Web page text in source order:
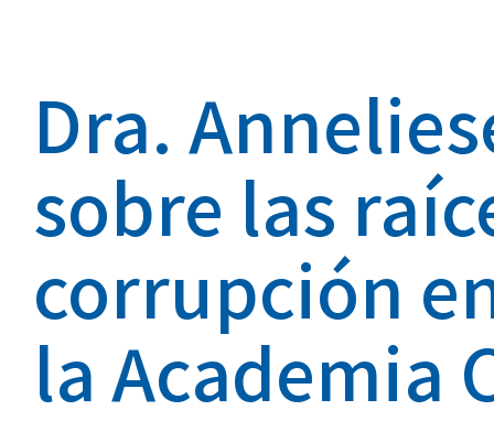
Dra.
sobre las
corrupción
la Academia